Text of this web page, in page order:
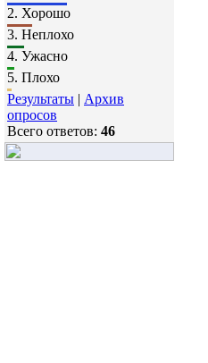
2. Хорошо
3. Неплохо
4. Ужасно
5. Плохо
Результаты | Архив
опросов
Всего ответов: 46